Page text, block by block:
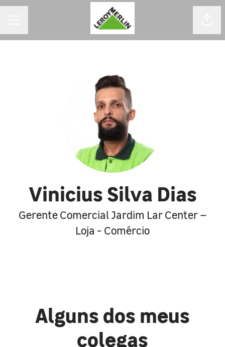
Vinicius Silva Dias
Gerente Comercial Jardim Lar Center –
Loja - Comércio
Alguns dos meus
colegas